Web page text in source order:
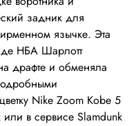
задник для
язычке. Эта
НБА Шарлотт
драфте и обменяла
Nike Zoom Kobe 5
в сервисе Slamdunk